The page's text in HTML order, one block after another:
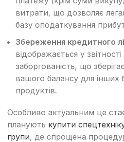
витрати, що дозволяє
базу оподаткування
Збереження кредитного
відображається у
заборгованість, що
вашого балансу для інших
продуктів.
Особливо актуальним це
планують купити
групи, де спрощена